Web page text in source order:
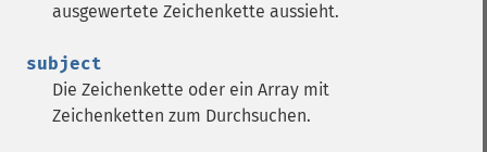
ausgewertete Zeichenkette aussieht.
subject
Die Zeichenkette oder ein Array mit
Zeichenketten zum Durchsuchen.